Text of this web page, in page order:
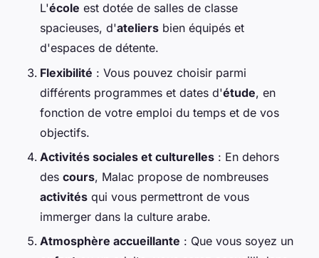
L'école est dotée de salles de classe
spacieuses, d'ateliers bien équipés et
d'espaces de détente.
Flexibilité : Vous pouvez choisir parmi
différents programmes et dates d'étude, en
fonction de votre emploi du temps et de vos
objectifs.
Activités sociales et culturelles : En dehors
des cours, Malac propose de nombreuses
activités qui vous permettront de vous
immerger dans la culture arabe.
Atmosphère accueillante : Que vous soyez un